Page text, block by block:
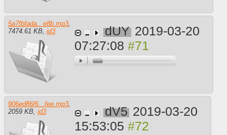
5a7fbfada...e8b.mp3
7474.61 KB id3 dUY 2019-03-20
07:27:08
906ed86f6...fee.mp3,
2059 KB, id3 dV5 2019-03-20
15:53:05